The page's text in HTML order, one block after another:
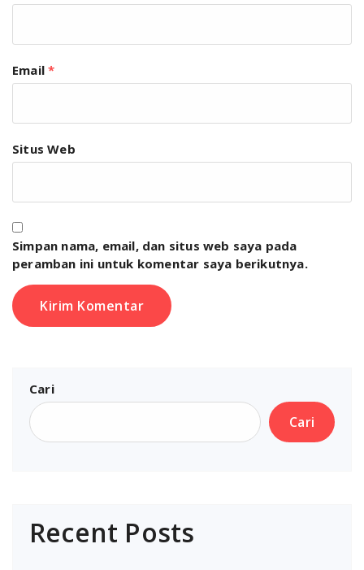
Email*
Situs Web
Simpan nama, email, dan situs web saya pada
peramban ini untuk komentar saya berikutnya.
Cari
Cari
Recent Posts